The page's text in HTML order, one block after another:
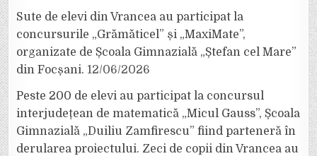
Sute de elevi din Vrancea au participat la
concursurile „Grămăticel” și „MaxiMate”,
organizate de Școala Gimnazială „Ștefan cel Mare”
din Focșani. 12/06/2026
Peste 200 de elevi au participat la concursul
interjudețean de matematică „Micul Gauss”, Școala
Gimnazială „Duiliu Zamfirescu” fiind parteneră în
derularea proiectului. Zeci de copii din Vrancea au